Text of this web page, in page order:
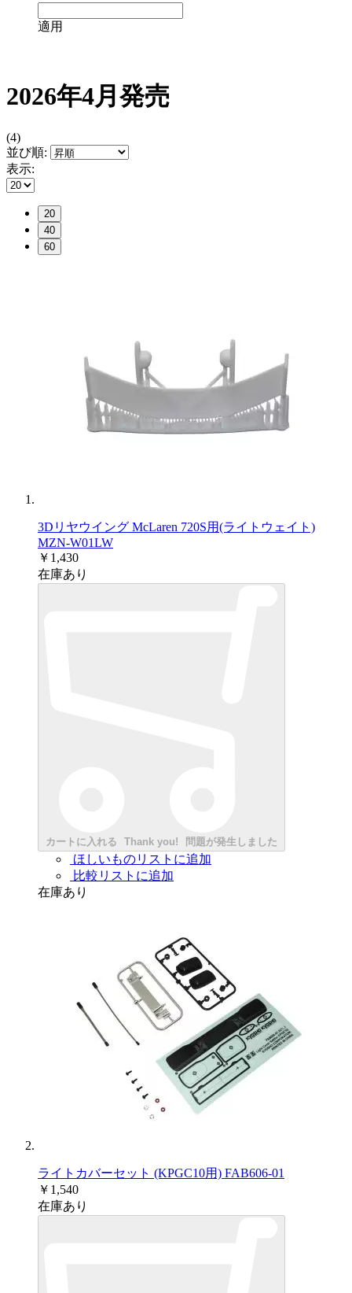
適用
2026年4月発売
(4)
並び順:
表示:
20
40
60
3Dリヤウイング McLaren 720S用(ライトウェイト)
MZN-W01LW
￥1,430
在庫あり
カートに入れる Thank you! 問題が発生しました
ほしいものリストに追加
比較リストに追加
在庫あり
ライトカバーセット (KPGC10用) FAB606-01
￥1,540
在庫あり